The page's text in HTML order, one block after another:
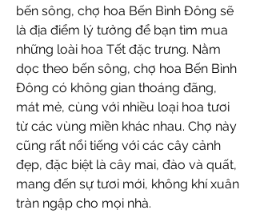
bến sông, chợ hoa Bến Bình Đông sẽ
là địa điểm lý tưởng để bạn tìm mua
những loài hoa Tết đặc trưng. Nằm
dọc theo bến sông, chợ hoa Bến Bình
Đông có không gian thoáng đãng,
mát mẻ, cùng với nhiều loại hoa tươi
từ các vùng miền khác nhau. Chợ này
cũng rất nổi tiếng với các cây cảnh
đẹp, đặc biệt là cây mai, đào và quất,
mang đến sự tươi mới, không khí xuân
tràn ngập cho mọi nhà.